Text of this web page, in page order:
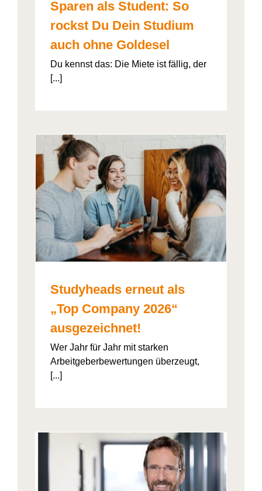
Sparen als Student: So
rockst Du Dein Studium
auch ohne Goldesel
Du kennst das: Die Miete ist fällig, der
[...]
Studyheads erneut als
„Top Company 2026“
ausgezeichnet!
Wer Jahr für Jahr mit starken
Arbeitgeberbewertungen überzeugt,
[...]